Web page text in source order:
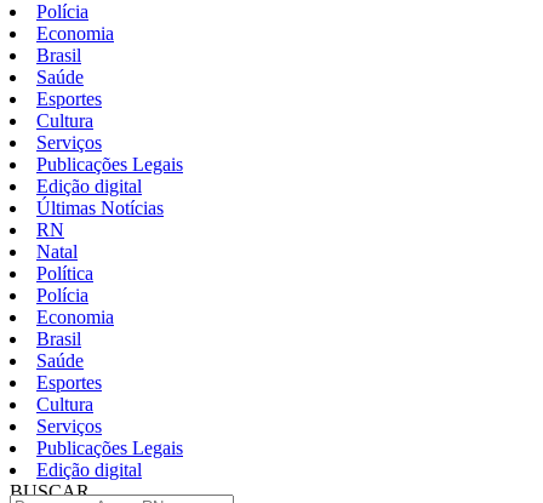
Polícia
Economia
Brasil
Saúde
Esportes
Cultura
Serviços
Publicações Legais
Edição digital
Últimas Notícias
RN
Natal
Política
Polícia
Economia
Brasil
Saúde
Esportes
Cultura
Serviços
Publicações Legais
Edição digital
BUSCAR